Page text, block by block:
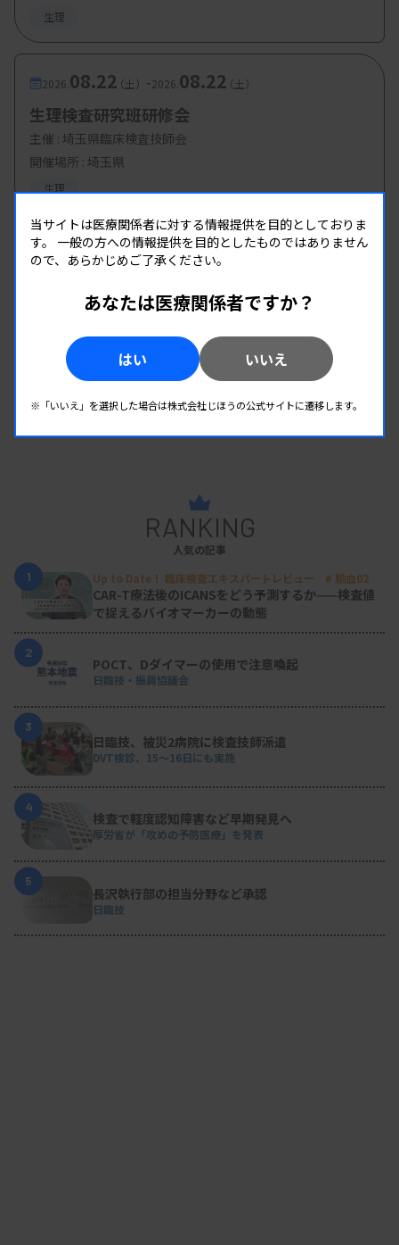
生理
2026. 08.22（土） -2026. 08.22（土）
生理検査研究班研修会
主催 : 埼玉県臨床検査技師会
開催場所 : 埼玉県
生理
RANKING
人気の記事
1
Up to Date！ 臨床検査エキスパートレビュー # 輸血02
CAR-T療法後のICANSをどう予測するか——検査値
で捉えるバイオマーカーの動態
2
POCT、Dダイマーの使用で注意喚起
日臨技・振興協議会
3
日臨技、被災2病院に検査技師派遣
DVT検診、15～16日にも実施
4
検査で軽度認知障害など早期発見へ
厚労省が「攻めの予防医療」を発表
5
長沢執行部の担当分野など承認
日臨技
当サイトは医療関係者に対する情報提供を目的としておりま
す。 一般の方への情報提供を目的としたものではありません
ので、あらかじめご了承ください。
あなたは医療関係者ですか？
はい いいえ
※「いいえ」を選択した場合は株式会社じほうの公式サイトに遷移します。